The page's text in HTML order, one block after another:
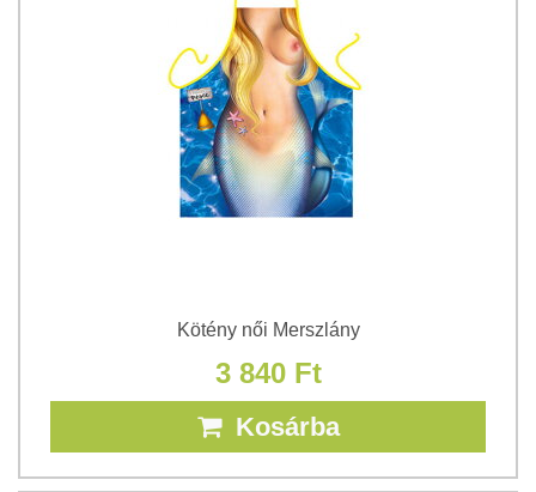
Kötény női Merszlány
3 840 Ft
Kosárba